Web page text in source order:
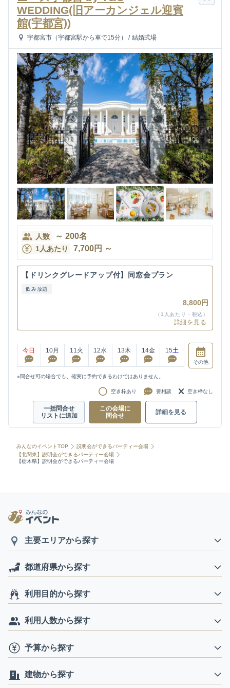
WEDDING(旧アーカンジェル迎賓
館(宇都宮))
宇都宮市（宇都宮駅から車で15分） / 結婚式場
人数 ～ 200名
1人あたり 7,700円 ～
【ドリンクグレードアップ付】同窓会プラン
飲み放題
8,800円
（1人あたり・税込）
詳細を見る
今日 10月 11火 12水 13木 14金 15土
その他
※問合せ可の場合でも、確実に予約できるわけではありません。
空き枠あり 要相談 空き枠なし
一括問合せ
リストに追加
この会場に
問合せ
詳細を見る
みんなのイベントTOP
説明会ができるパーティー会場
【北関東】説明会ができるパーティー会場
【栃木県】説明会ができるパーティー会場
主要エリアから探す
都道府県から探す
利用目的から探す
利用人数から探す
予算から探す
建物から探す